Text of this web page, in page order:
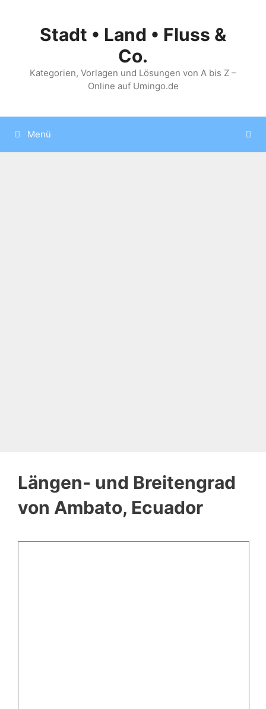
springenStadt • Land • Fluss &
Co.
Kategorien, Vorlagen und Lösungen von A bis Z –
Online auf Umingo.de
Menü
Längen- und Breitengrad
von Ambato, Ecuador